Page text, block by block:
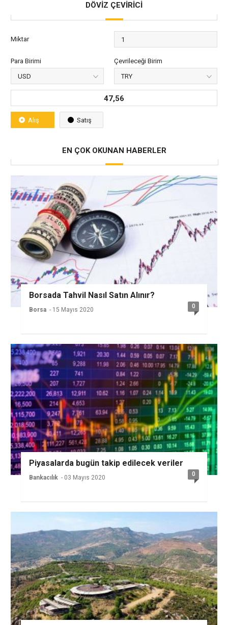
DÖVİZ ÇEVİRİCİ
Miktar
Para Birimi Çevrileceği Birim
47,56
Alış Satış
EN ÇOK OKUNAN HABERLER
Borsada Tahvil Nasıl Satın Alınır?
Borsa - 15 Mayıs 2020 0
Piyasalarda bugün takip edilecek veriler
Bankacılık - 03 Mayıs 2020 0